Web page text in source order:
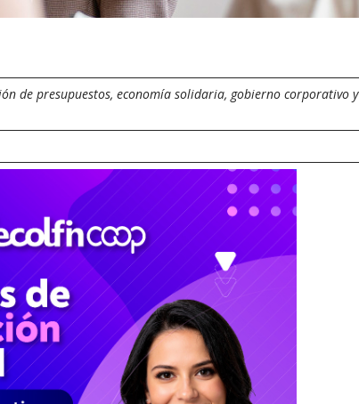
de presupuestos, economía solidaria, gobierno corporativo y